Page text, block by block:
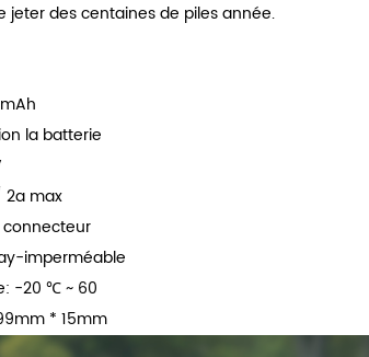
jeter des centaines de piles année.
la batterie
2a max
connecteur
imperméable
-20 ℃ ~ 60
* 15mm